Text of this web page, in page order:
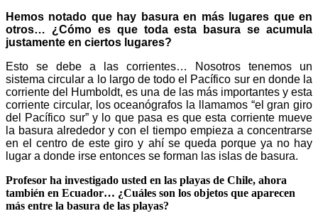
Hemos notado que hay basura en más lugares que en
otros… ¿Cómo es que toda esta basura se acumula
justamente en ciertos lugares?
Esto se debe a las corrientes… Nosotros tenemos un
sistema circular a lo largo de todo el Pacífico sur en donde la
corriente del Humboldt, es una de las más importantes y esta
corriente circular, los oceanógrafos la llamamos “el gran giro
del Pacífico sur” y lo que pasa es que esta corriente mueve
la basura alrededor y con el tiempo empieza a concentrarse
en el centro de este giro y ahí se queda porque ya no hay
lugar a donde irse entonces se forman las islas de basura.
Profesor ha investigado usted en las playas de Chile, ahora
también en Ecuador… ¿Cuáles son los objetos que aparecen
más entre la basura de las playas?